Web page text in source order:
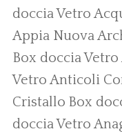
doccia Vetro
Appia Nuova
Box doccia
Vetro Anticoli
Cristallo Box
doccia Vetro